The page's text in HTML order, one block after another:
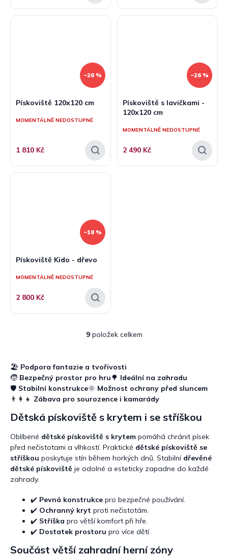
–26 %
Pískoviště 120x120 cm
MOMENTÁLNĚ NEDOSTUPNÉ
1 810 Kč
–26 %
Pískoviště s lavičkami -
120x120 cm
MOMENTÁLNĚ NEDOSTUPNÉ
2 490 Kč
–18 %
Pískoviště Kido - dřevo
MOMENTÁLNĚ NEDOSTUPNÉ
2 800 Kč
O
á
d
a
c
p
r
v
k
y
v
ý
s
u
9položek celkem
🏖️ Podpora fantazie a tvořivosti
🧒 Bezpečný prostor pro hru🌳 Ideální na zahradu
🛡️ Stabilní konstrukce🌞 Možnost ochrany před sluncem
👨‍👩‍👧 Zábava pro sourozence i kamarády
Dětská pískoviště s krytem i se stříškou
Oblíbené dětské pískoviště s krytem pomáhá chránit písek
před nečistotami a vlhkostí. Praktické dětské pískoviště se
stříškou poskytuje stín během horkých dnů. Stabilní dřevěné
dětské pískoviště je odolné a esteticky zapadne do každé
zahrady.
✔️ Pevná konstrukce pro bezpečné používání.
✔️ Ochranný kryt proti nečistotám.
✔️ Stříška pro větší komfort při hře.
✔️ Dostatek prostoru pro více dětí.
Součást větší zahradní herní zóny